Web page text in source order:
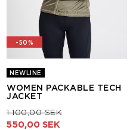
-50%
NEWLINE
WOMEN PACKABLE TECH
JACKET
Pris nedsatt från
1 100,00 SEKtill
550,00 SEK